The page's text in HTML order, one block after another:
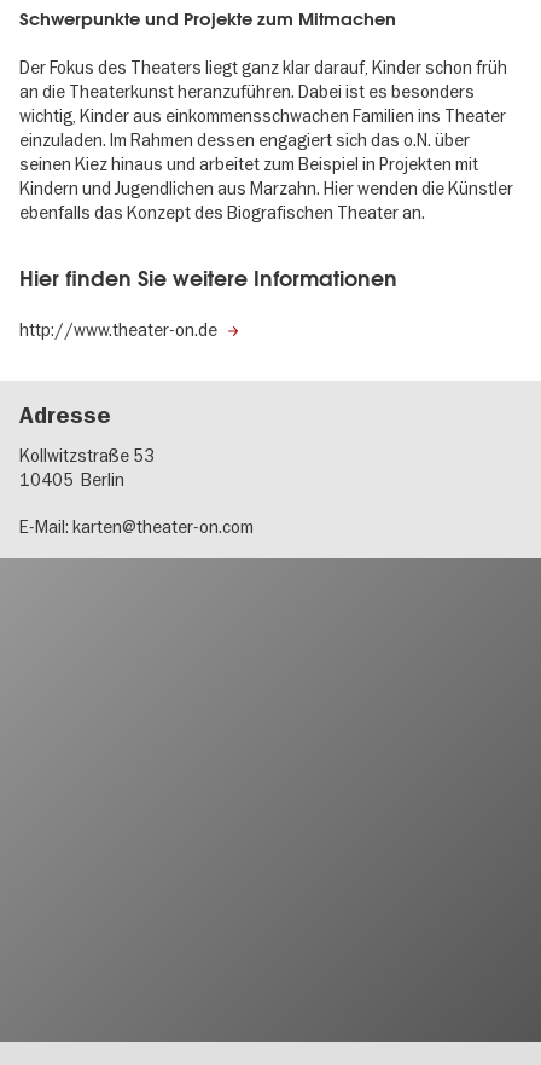
Schwerpunkte und Projekte zum Mitmachen
Der Fokus des Theaters liegt ganz klar darauf, Kinder schon früh
an die Theaterkunst heranzuführen. Dabei ist es besonders
wichtig, Kinder aus einkommensschwachen Familien ins Theater
einzuladen. Im Rahmen dessen engagiert sich das o.N. über
seinen Kiez hinaus und arbeitet zum Beispiel in Projekten mit
Kindern und Jugendlichen aus Marzahn. Hier wenden die Künstler
ebenfalls das Konzept des Biografischen Theater an.
Hier finden Sie weitere Informationen
http://www.theater-on.de
Adresse
Kollwitzstraße 53
10405 Berlin
E-Mail: karten@theater-on.com